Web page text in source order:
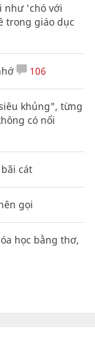
như 'chó với
trong giáo dục
106
khủng", từng
có nổi
cát
gọi
học bằng thơ,